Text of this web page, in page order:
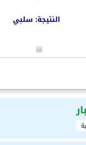
النتيجة: سلبي